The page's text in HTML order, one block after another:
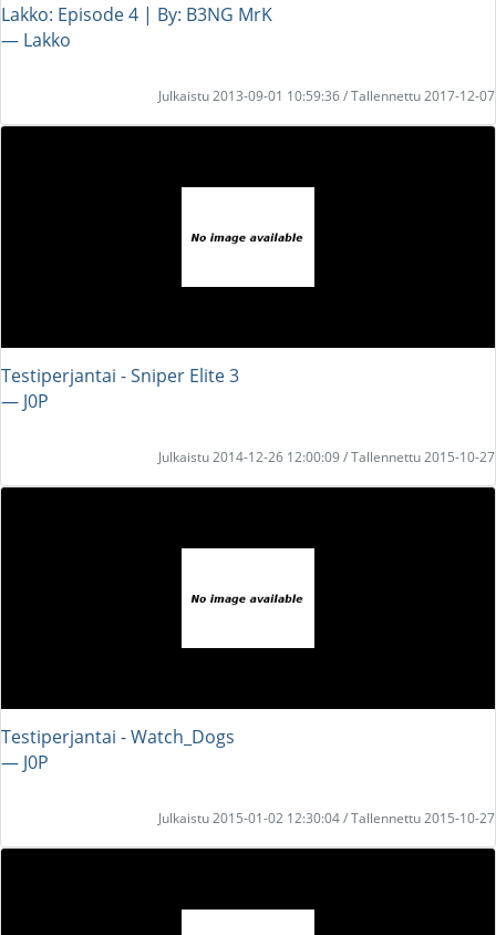
Lakko: Episode 4 | By: B3NG MrK
― Lakko
Julkaistu 2013-09-01 10:59:36 / Tallennettu 2017-12-07
Testiperjantai - Sniper Elite 3
― J0P
Julkaistu 2014-12-26 12:00:09 / Tallennettu 2015-10-27
Testiperjantai - Watch_Dogs
― J0P
Julkaistu 2015-01-02 12:30:04 / Tallennettu 2015-10-27